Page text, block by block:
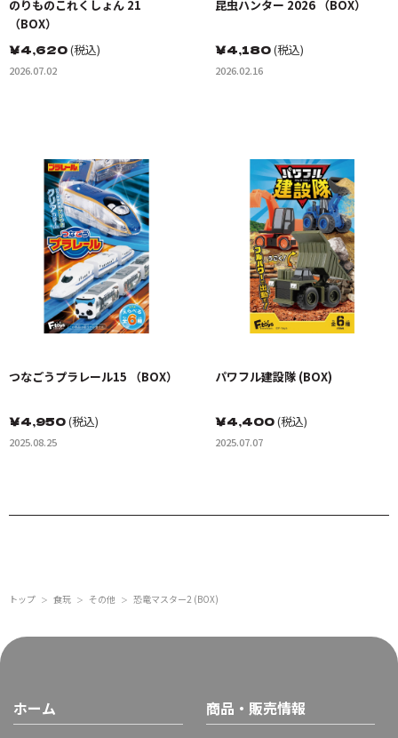
のりものこれくしょん 21
（BOX）
￥4,620(税込)
2026.07.02
昆虫ハンター 2026 （BOX）
￥4,180(税込)
2026.02.16
つなごうプラレール15 （BOX）
￥4,950(税込)
2025.08.25
パワフル建設隊 (BOX)
￥4,400(税込)
2025.07.07
トップ ＞ 食玩 ＞ その他 ＞ 恐竜マスター2 (BOX)
ホーム 商品・販売情報